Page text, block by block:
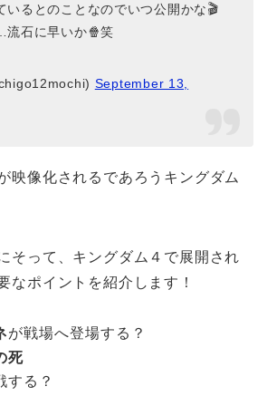
いるとのことなのでいつ公開かな🎬
石に早いか🍿笑
September 13,
映像化されるであろうキングダム
そって、キングダム４で展開され
なポイントを紹介します！
が戦場へ登場する？
死
する？